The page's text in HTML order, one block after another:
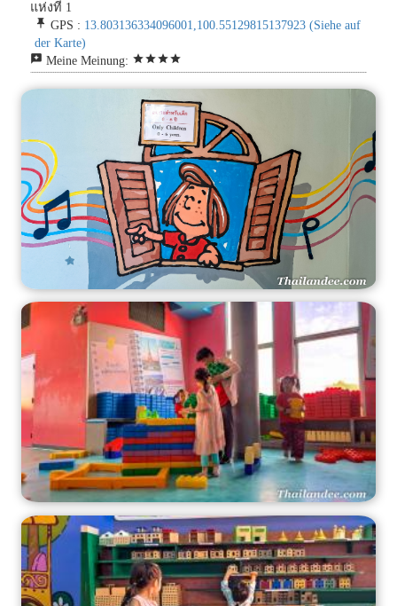
แห่งที่ 1
push_pin GPS : 13.803136334096001,100.55129815137923 (Siehe auf
der Karte)
reviews Meine Meinung: starstarstarstar